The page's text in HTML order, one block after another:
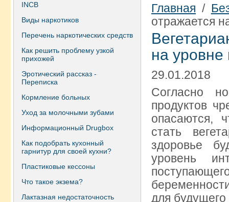
INCB
Виды наркотиков
Перечень наркотических средств
Как решить проблему узкой
прихожей
Эротический рассказ -
Переписка
Кормление больных
Уход за молочными зубами
Информационный Drugbox
Как подобрать кухонный
гарнитур для своей кухни?
Пластиковые кессоны
Что такое экзема?
Лактазная недостаточность
Главная /
отражается
на уровне
29.01.2018
Согласно
продуктов
опасаются,
стать
здоровье
уровень
для